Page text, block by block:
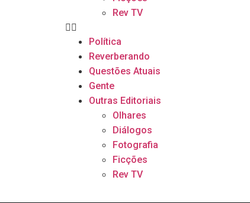
Rev TV
Política
Reverberando
Questões Atuais
Gente
Outras Editoriais
Olhares
Diálogos
Fotografia
Ficções
Rev TV